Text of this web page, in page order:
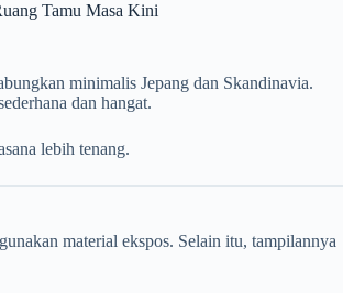
Tamu Masa Kini
minimalis Jepang dan Skandinavia.
dan hangat.
lebih tenang.
material ekspos. Selain itu, tampilannya